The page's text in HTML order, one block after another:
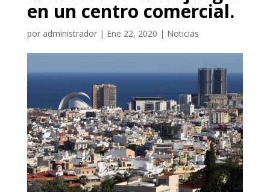
en un centro comercial.
por administrador| Ene 22, 2020 | Noticias